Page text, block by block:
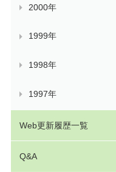
2000年
1999年
1998年
1997年
Web更新履歴一覧
Q&A